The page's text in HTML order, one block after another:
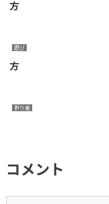
方
遊び
方
折り紙
コメント